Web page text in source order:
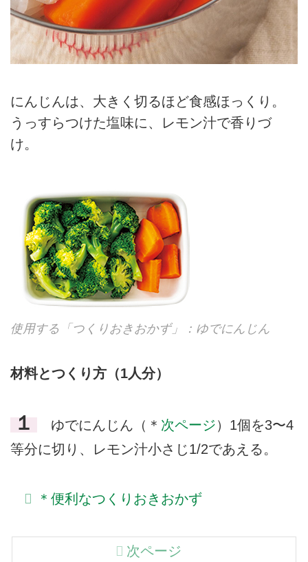
にんじんは、大きく切るほど食感ほっくり。
うっすらつけた塩味に、レモン汁で香りづ
け。
使用する「つくりおきおかず」：ゆでにんじん
材料とつくり方（1人分）
１ ゆでにんじん（＊ 次ページ）1個を3〜4
等分に切り、レモン汁小さじ1/2であえる。
＊便利なつくりおきおかず
次ページ